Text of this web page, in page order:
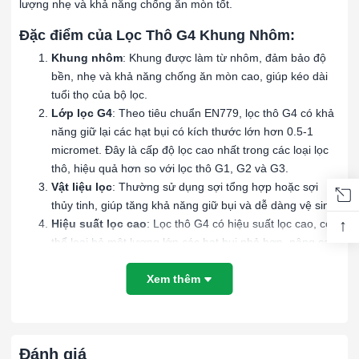
lượng nhẹ và khả năng chống ăn mòn tốt.
Đặc điểm của Lọc Thô G4 Khung Nhôm:
Khung nhôm: Khung được làm từ nhôm, đảm bảo độ
bền, nhẹ và khả năng chống ăn mòn cao, giúp kéo dài
tuổi thọ của bộ lọc.
Lớp lọc G4: Theo tiêu chuẩn EN779, lọc thô G4 có khả
năng giữ lại các hạt bụi có kích thước lớn hơn 0.5-1
micromet. Đây là cấp độ lọc cao nhất trong các loại lọc
thô, hiệu quả hơn so với lọc thô G1, G2 và G3.
Vật liệu lọc: Thường sử dụng sợi tổng hợp hoặc sợi
thủy tinh, giúp tăng khả năng giữ bụi và dễ dàng vệ sinh.
Hiệu suất lọc cao: Lọc thô G4 có hiệu suất lọc cao, có
thể loại bỏ một lượng lớn các hạt bụi nhỏ hơn, nâng cao
chất lượng không khí đầu vào.
Ứng dụng của Lọc Thô G4 Khung Nhôm:
suất hệ thống.
Xem thêm
Đánh giá
↑